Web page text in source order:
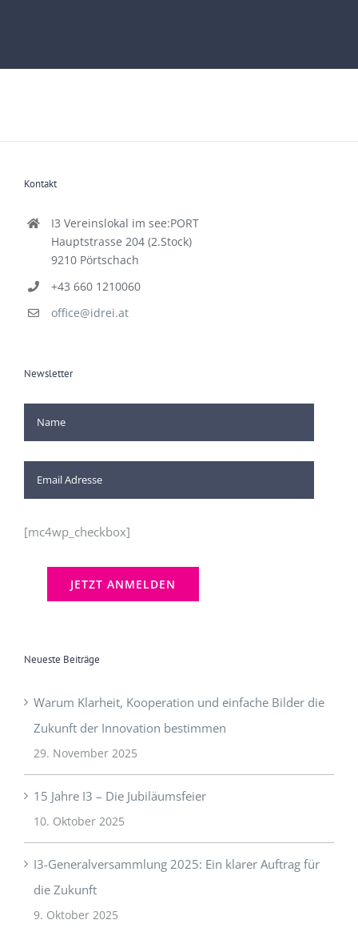
Kontakt
I3 Vereinslokal im see:PORT
Hauptstrasse 204 (2.Stock)
9210 Pörtschach
+43 660 1210060
office@idrei.at
Newsletter
[mc4wp_checkbox]
Neueste Beiträge
Warum Klarheit, Kooperation und einfache Bilder die
Zukunft der Innovation bestimmen
29. November 2025
15 Jahre I3 – Die Jubiläumsfeier
10. Oktober 2025
I3-Generalversammlung 2025: Ein klarer Auftrag für
die Zukunft
9. Oktober 2025